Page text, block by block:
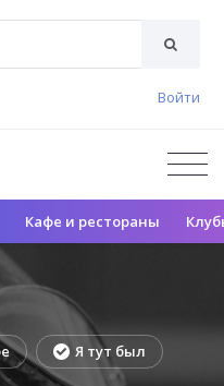
Войти
Кафе и рестораны
Я тут был